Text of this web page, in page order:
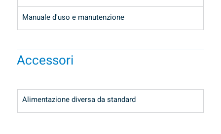
Manuale d'uso e manutenzione
Accessori
Alimentazione diversa da standard